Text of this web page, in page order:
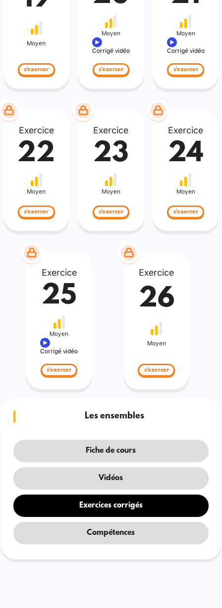
Moyen
s'exercer
Moyen
Corrigé vidéo
s'exercer
Moyen
Corrigé vidéo
s'exercer
Exercice
22
Moyen
s'exercer
Exercice
23
Moyen
s'exercer
Exercice
24
Moyen
s'exercer
Exercice
25
Moyen
Corrigé vidéo
s'exercer
Exercice
26
Moyen
s'exercer
Les ensembles
Fiche de cours
Vidéos
Exercices corrigés
Compétences